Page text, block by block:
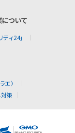
について
ィ24」
エ）
策